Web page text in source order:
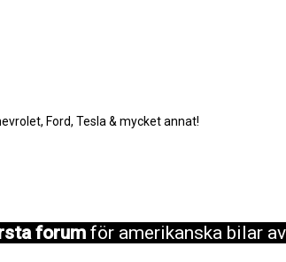
Ford, Tesla & mycket annat!
forumför amerikanska bilar